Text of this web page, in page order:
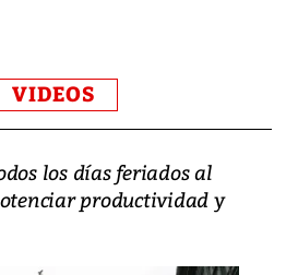
VIDEOS
los días feriados al
productividad y